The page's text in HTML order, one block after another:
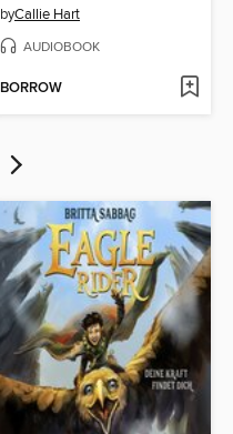
byCallie Hart
AUDIOBOOK
BORROW